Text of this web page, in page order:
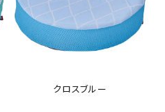
クロスブルー